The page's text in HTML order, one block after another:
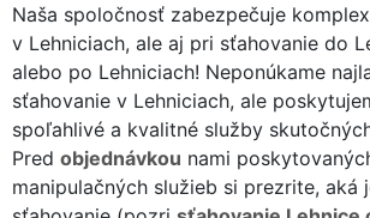
Naša spoločnosť zabezpečuje
v Lehniciach, ale aj pri sťahovanie do
alebo po Lehniciach! Neponúkame
sťahovanie v Lehniciach, ale
spoľahlivé a kvalitné služby
Pred objednávkou nami
manipulačných služieb si prezrite, aká